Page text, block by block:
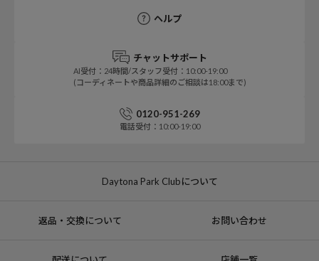
ヘルプ
チャットサポート
AI受付：24時間/スタッフ受付：10:00-19:00
(コーディネートや商品詳細のご相談は18:00まで)
0120-951-269
電話受付：10:00-19:00
Daytona Park Clubについて
返品・交換について お問い合わせ